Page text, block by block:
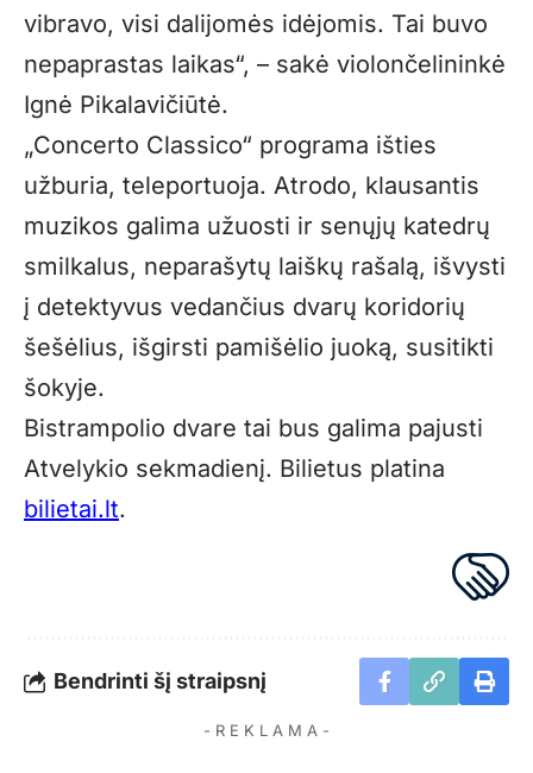
vibravo, visi dalijomės idėjomis. Tai buvo
nepaprastas laikas“, – sakė violončelininkė
Ignė Pikalavičiūtė.
„Concerto Classico“ programa išties
užburia, teleportuoja. Atrodo, klausantis
muzikos galima užuosti ir senųjų katedrų
smilkalus, neparašytų laiškų rašalą, išvysti
į detektyvus vedančius dvarų koridorių
šešėlius, išgirsti pamišėlio juoką, susitikti
šokyje.
Bistrampolio dvare tai bus galima pajusti
Atvelykio sekmadienį. Bilietus platina
bilietai.lt.
Bendrinti šį straipsnį
- R E K L A M A -